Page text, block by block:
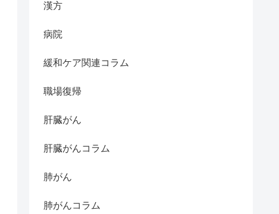
漢方
病院
緩和ケア関連コラム
職場復帰
肝臓がん
肝臓がんコラム
肺がん
肺がんコラム